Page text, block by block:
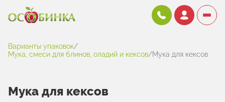
Варианты упаковок/
Мука, смеси для блинов, оладий и кексов/Мука для кексов
Мука для кексов